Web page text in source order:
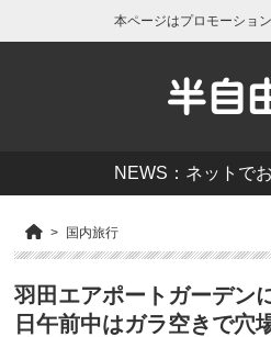
本ページはプロモーショ
半自
NEWS：ネットで
国内旅行
羽田エアポートガーデン
日午前中はガラ空きで穴